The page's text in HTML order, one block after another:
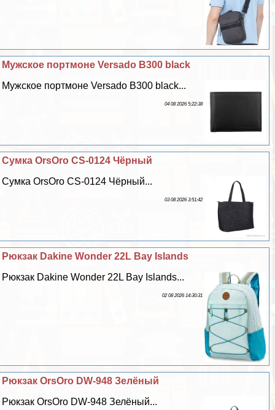
Мужское портмоне Versado B300 black
Мужское портмоне Versado B300 black...
04 08 2026 5:22:38
Сумка OrsOro CS-0124 Чёрный
Сумка OrsOro CS-0124 Чёрный...
03 08 2026 3:51:42
Рюкзак Dakine Wonder 22L Bay Islands
Рюкзак Dakine Wonder 22L Bay Islands...
02 08 2026 14:30:31
Рюкзак OrsOro DW-948 Зелёный
Рюкзак OrsOro DW-948 Зелёный...